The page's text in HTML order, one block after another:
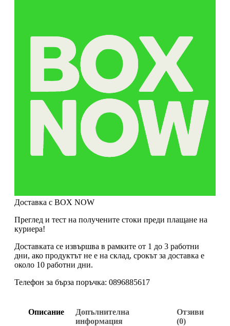
Доставка с BOX NOW
Преглед и тест на получените стоки преди плащане на
куриера!
Доставката се извършва в рамките от 1 до 3 работни
дни, ако продуктът не е на склад, срокът за доставка е
около 10 работни дни.
Телефон за бърза поръчка: 0896885617
Описание
Допълнителна
информация
Отзиви
(0)